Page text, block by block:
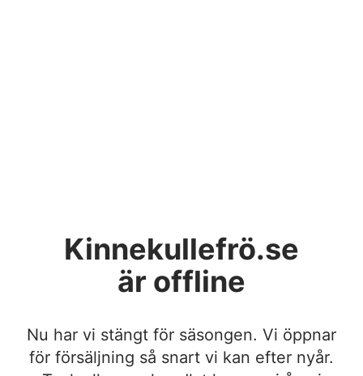
Kinnekullefrö.se
är offline
Nu har vi stängt för säsongen. Vi öppnar
för försäljning så snart vi kan efter nyår.